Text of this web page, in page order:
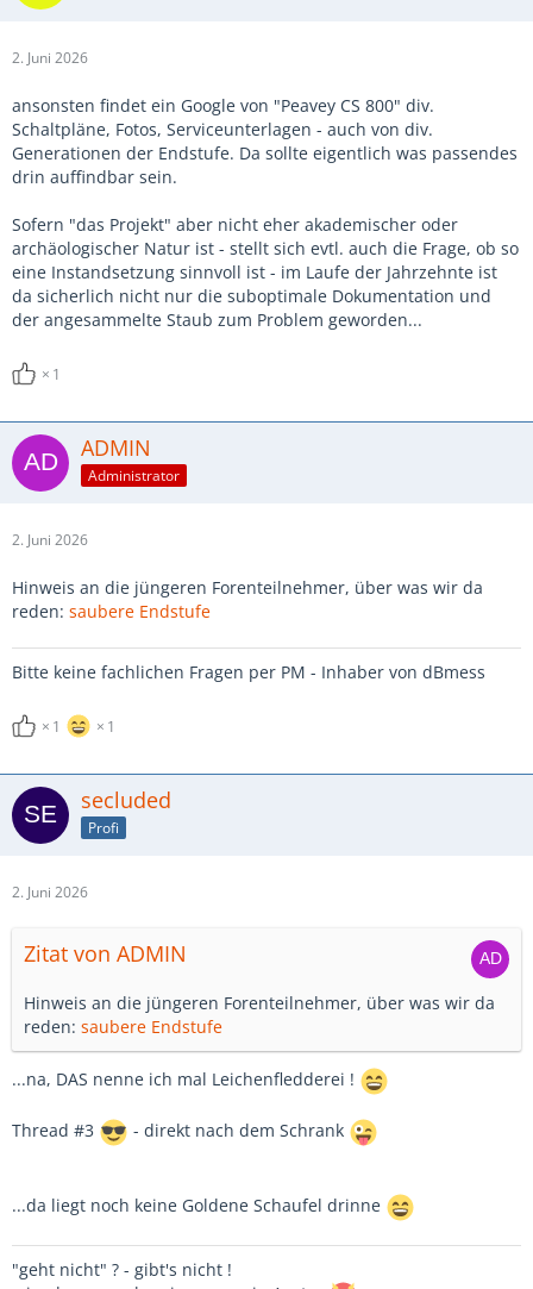
2. Juni 2026
ansonsten findet ein Google von "Peavey CS 800" div.
Schaltpläne, Fotos, Serviceunterlagen - auch von div.
Generationen der Endstufe. Da sollte eigentlich was passendes
drin auffindbar sein.
Sofern "das Projekt" aber nicht eher akademischer oder
archäologischer Natur ist - stellt sich evtl. auch die Frage, ob so
eine Instandsetzung sinnvoll ist - im Laufe der Jahrzehnte ist
da sicherlich nicht nur die suboptimale Dokumentation und
der angesammelte Staub zum Problem geworden...
1
ADMIN
Administrator
2. Juni 2026
Hinweis an die jüngeren Forenteilnehmer, über was wir da
reden: saubere Endstufe
Bitte keine fachlichen Fragen per PM - Inhaber von dBmess
1 1
secluded
Profi
2. Juni 2026
Zitat von ADMIN
Hinweis an die jüngeren Forenteilnehmer, über was wir da
reden: saubere Endstufe
...na, DAS nenne ich mal Leichenfledderei !
Thread #3 - direkt nach dem Schrank
...da liegt noch keine Goldene Schaufel drinne
"geht nicht" ? - gibt's nicht !